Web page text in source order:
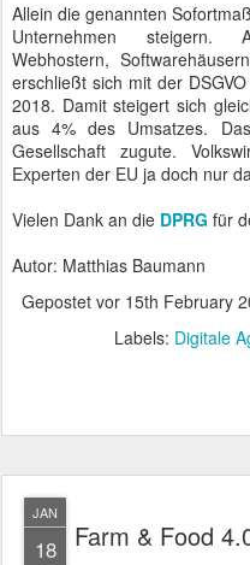
Allein die genannten
Unternehmen steigern.
Webhostern,
erschließt sich mit der
2018. Damit steigert sich
aus 4% des Umsatzes.
Gesellschaft zugute.
Experten der EU ja doch nur
Vielen Dank an die DPRG für
Autor: Matthias Baumann
Gepostet vor 15th February
Labels: Digitale
JAN
18 Farm & Food